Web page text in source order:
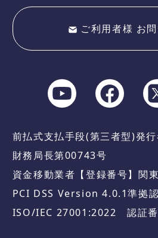
ご利用者様 お
前払式支払手段(第三者型)発
財務局長第00743号
資金移動業者【登録番号】関
PCI DSS Version 4.0.1準拠
ISO/IEC 27001:2022 認証